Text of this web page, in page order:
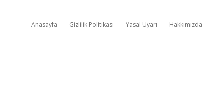
Anasayfa Gizlilik Politikası Yasal Uyarı Hakkımızda